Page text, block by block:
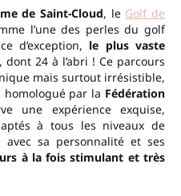
de Saint-Cloud, le Golf de
l’une des perles du golf
d’exception, le plus vaste
dont 24 à l’abri ! Ce parcours
mais surtout irrésistible,
homologué par la Fédération
une expérience exquise,
à tous les niveaux de
sa personnalité et ses
à la fois stimulant et très